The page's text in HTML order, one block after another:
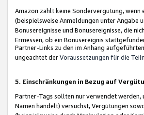
Amazon zahlt keine Sondervergütung, wenn
(beispielsweise Anmeldungen unter
Bonusereignisse und Bonusereignisse, die
Ermessen, ob ein Bonusereignis
Partner-Links zu den im Anhang
ungeachtet derVoraussetzungen für die
5. Einschränkungen in Bezug auf
Partner-Tags sollten nur verwendet
Namen handelt) versuchst, Vergütungen